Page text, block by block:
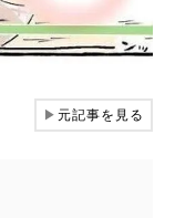
▶元記事を見る